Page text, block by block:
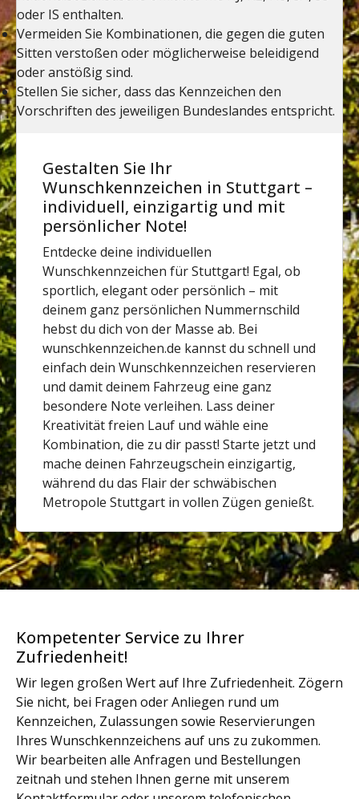
Gestalten Sie Ihr
Wunschkennzeichen in Stuttgart –
individuell, einzigartig und mit
persönlicher Note!
Entdecke deine individuellen
Wunschkennzeichen für Stuttgart! Egal, ob
sportlich, elegant oder persönlich – mit
deinem ganz persönlichen Nummernschild
hebst du dich von der Masse ab. Bei
wunschkennzeichen.de kannst du schnell und
einfach dein Wunschkennzeichen reservieren
und damit deinem Fahrzeug eine ganz
besondere Note verleihen. Lass deiner
Kreativität freien Lauf und wähle eine
Kombination, die zu dir passt! Starte jetzt und
mache deinen Fahrzeugschein einzigartig,
während du das Flair der schwäbischen
Metropole Stuttgart in vollen Zügen genießt.
Kompetenter Service zu Ihrer
Zufriedenheit!
Wir legen großen Wert auf Ihre Zufriedenheit. Zögern
Sie nicht, bei Fragen oder Anliegen rund um
Kennzeichen, Zulassungen sowie Reservierungen
Ihres Wunschkennzeichens auf uns zu zukommen.
Wir bearbeiten alle Anfragen und Bestellungen
zeitnah und stehen Ihnen gerne mit unserem